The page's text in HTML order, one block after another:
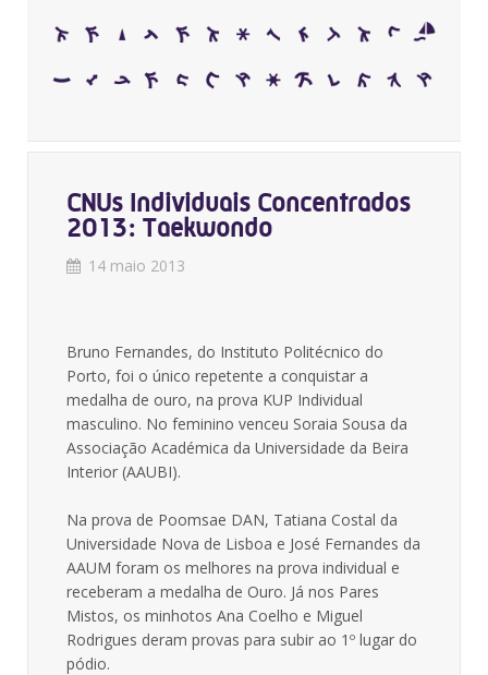
CNUs Individuais Concentrados
2013: Taekwondo
14 maio 2013
Bruno Fernandes, do Instituto Politécnico do
Porto, foi o único repetente a conquistar a
medalha de ouro, na prova KUP Individual
masculino. No feminino venceu Soraia Sousa da
Associação Académica da Universidade da Beira
Interior (AAUBI).
Na prova de Poomsae DAN, Tatiana Costal da
Universidade Nova de Lisboa e José Fernandes da
AAUM foram os melhores na prova individual e
receberam a medalha de Ouro. Já nos Pares
Mistos, os minhotos Ana Coelho e Miguel
Rodrigues deram provas para subir ao 1º lugar do
pódio.